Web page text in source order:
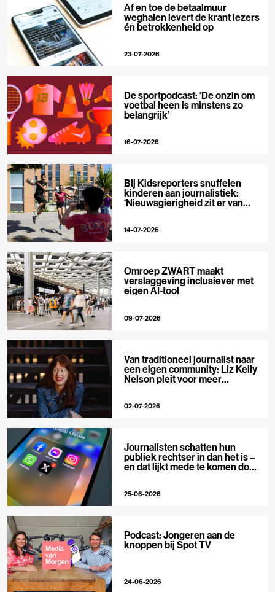
Af en toe de betaalmuur
weghalen levert de krant lezers
én betrokkenheid op
23-07-2026
De sportpodcast: ‘De onzin om
voetbal heen is minstens zo
belangrijk’
16-07-2026
Bij Kidsreporters snuffelen
kinderen aan journalistiek:
‘Nieuwsgierigheid zit er van
14-07-2026
Omroep ZWART maakt
verslaggeving inclusiever met
eigen AI-tool
09-07-2026
Van traditioneel journalist naar
een eigen community: Liz Kelly
Nelson pleit voor meer
02-07-2026
Journalisten schatten hun
publiek rechtser in dan het is –
en dat lijkt mede te komen door
25-06-2026
Podcast: Jongeren aan de
knoppen bij Spot TV
24-06-2026